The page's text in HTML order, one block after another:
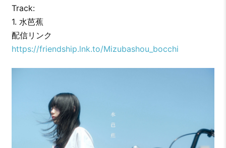
Track:
1. 水芭蕉
配信リンク
https://friendship.lnk.to/Mizubashou_bocchi